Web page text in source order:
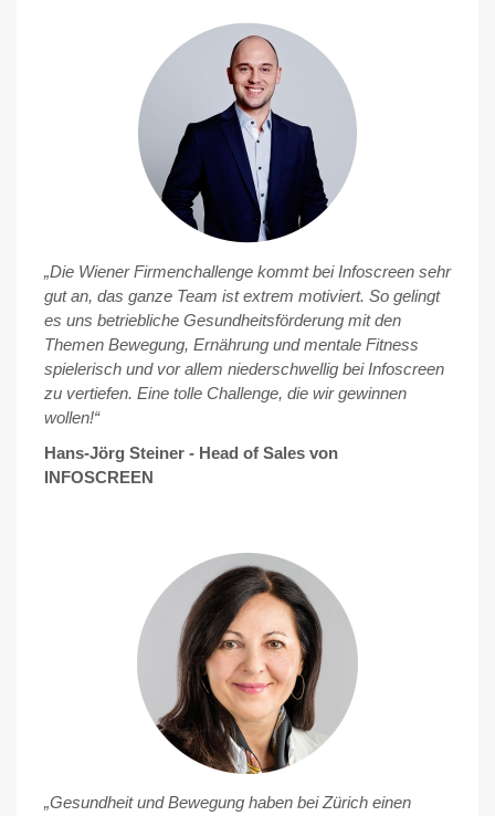
„Die Wiener Firmenchallenge kommt bei Infoscreen sehr
gut an, das ganze Team ist extrem motiviert. So gelingt
es uns betriebliche Gesundheitsförderung mit den
Themen Bewegung, Ernährung und mentale Fitness
spielerisch und vor allem niederschwellig bei Infoscreen
zu vertiefen. Eine tolle Challenge, die wir gewinnen
wollen!“
Hans-Jörg Steiner - Head of Sales von
INFOSCREEN
„Gesundheit und Bewegung haben bei Zürich einen